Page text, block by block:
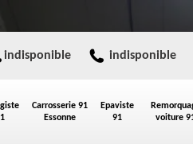
Carrosserie 91
Essonne
Epaviste
91
voiture
indisponible indisponible